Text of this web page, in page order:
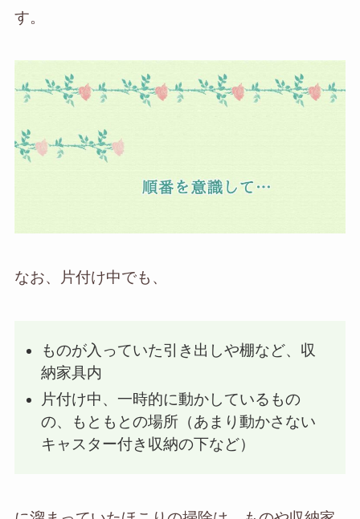
す。
なお、片付け中でも、
ものが入っていた引き出しや棚など、収
納家具内
片付け中、一時的に動かしているもの
の、もともとの場所（あまり動かさない
キャスター付き収納の下など）